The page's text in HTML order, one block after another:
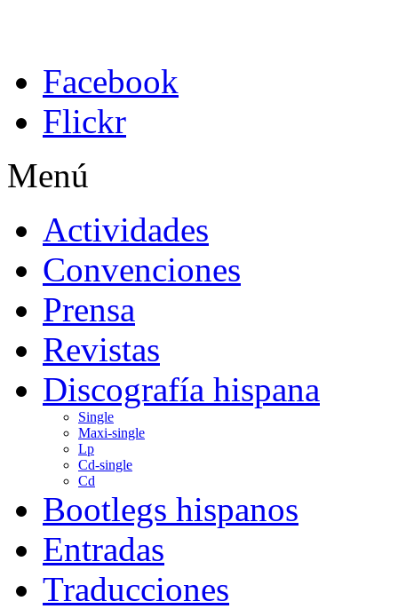
Facebook
Flickr
Menú
Actividades
Convenciones
Prensa
Revistas
Discografía hispana
Single
Maxi-single
Lp
Cd-single
Cd
Bootlegs hispanos
Entradas
Traducciones